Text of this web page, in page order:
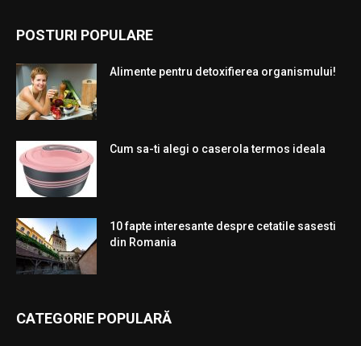
POSTURI POPULARE
Alimente pentru detoxifierea organismului!
Cum sa-ti alegi o caserola termos ideala
10 fapte interesante despre cetatile sasesti
din Romania
CATEGORIE POPULARĂ